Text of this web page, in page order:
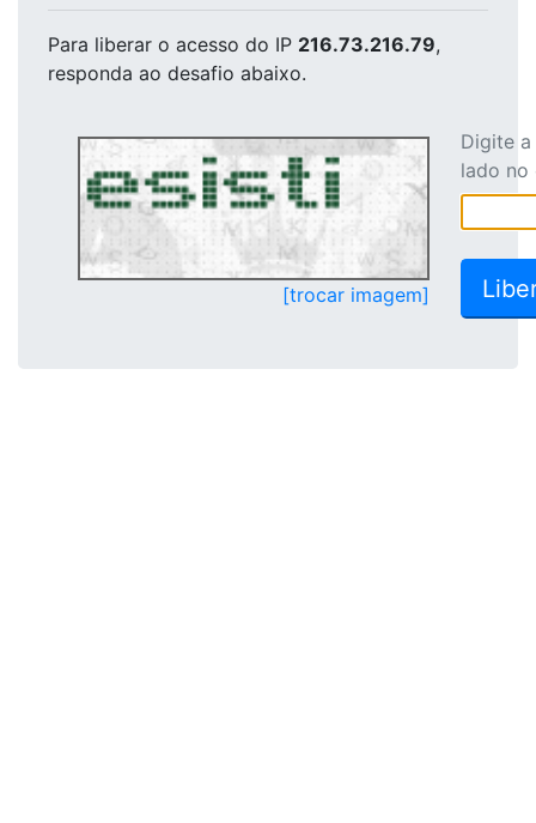
Para liberar o acesso do IP 216.73.216.79,
responda ao desafio abaixo.
[trocar imagem]
Digite
lado no